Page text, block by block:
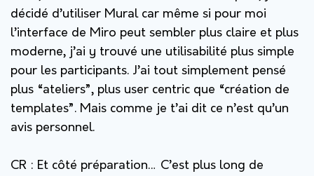
décidé d’utiliser Mural car même si pour moi
l’interface de Miro peut sembler plus claire et plus
moderne, j’ai y trouvé une utilisabilité plus simple
pour les participants. J’ai tout simplement pensé
plus “ateliers”, plus user centric que “création de
templates”. Mais comme je t’ai dit ce n’est qu’un
avis personnel.
CR : Et côté préparation… C’est plus long de